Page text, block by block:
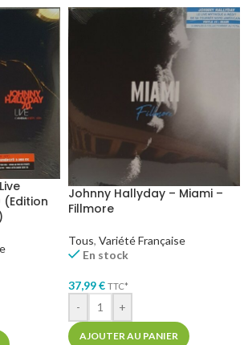
(Edition
Johnny Hallyday – Miami –
Fillmore
Tous, Variété Française
En stock
37,99€ TTC*
- +
AJOUTER AU PANIER